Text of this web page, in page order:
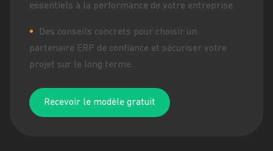
essentiels à la performance de votre entreprise.
Des conseils concrets pour choisir un
partenaire ERP de confiance et sécuriser votre
projet sur le long terme.
Recevoir le modèle gratuit